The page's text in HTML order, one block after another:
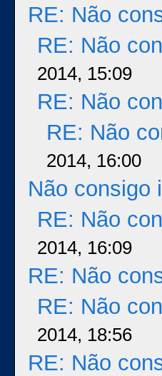
RE: Não
RE: Não
2014, 15:09
RE: Não
RE: Não
2014, 16:00
Não consigo
RE: Não
2014, 16:09
RE: Não
RE: Não
2014, 18:56
RE: Não